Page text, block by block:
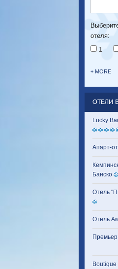
отеля:
1
+ MORE
ОТЕЛИ
Lucky
Апарт-
Банско
Отель
Отель
Boutique